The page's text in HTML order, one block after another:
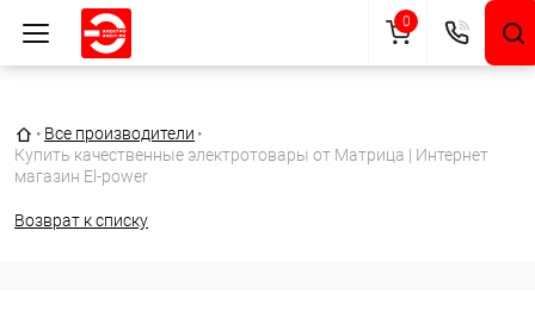
Главная страница
• Все производители •
Купить качественные электротовары от Матрица | Интернет
магазин El-power
Возврат к списку
0